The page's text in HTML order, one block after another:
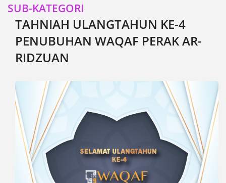
SUB-KATEGORI
TAHNIAH ULANGTAHUN KE-4
PENUBUHAN WAQAF PERAK AR-
RIDZUAN